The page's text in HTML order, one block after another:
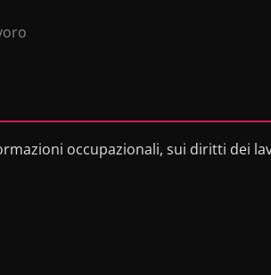
occupazionali, sui diritti dei